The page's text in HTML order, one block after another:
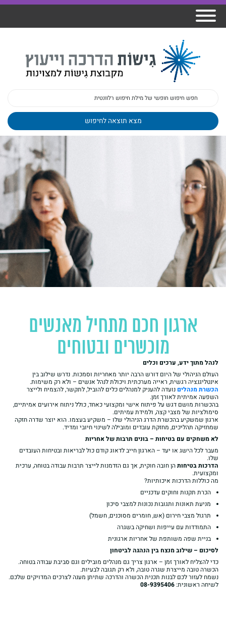
אודות גישות
פיתוח מנהלים
הדרכות
פעילות
ומרצים
ד"ר צבי ברק
מכללת גישות
גישות כנסים
מקצועיים
למנהלי בתי
ספר
ארגון חכם מתחיל מאנשים
מוכשרים ובטוחים
לנהל מתוך ידע, ערכים וכלים
העולם הניהולי של היום דורש הרבה יותר מאחריות וסמכות. נדרש שילוב בין
אינטליגנציה רגשית, ראייה מערכתית ויכולת לנהל אנשים – ולא רק משימות.
הכשרת מנהלים נועדה להעניק למנהלים כלים להוביל, לתקשר, להצמיח ולייצר
השפעה אמיתית לאורך זמן.
בהכשרות מושם דגש על פיתוח אישי ומקצועי כאחד, כולל ניתוח אירועים אמיתיים,
סימולציות של מצבי קצה, ולמידת עמיתים.
ארגון שמשקיע בהכשרת הדרג הניהולי שלו – משקיע בעצמו. הוא יוצר שדרה חזקה
שמחזיקה תהליכים, מחזקת עובדים ומובילה לשינוי חיובי ומדיד.
לא משחקים עם בטיחות – בונים תרבות של אחריות
מעבר לכל הישג או יעד – הארגון חייב לדאוג קודם כול לבריאות ובטיחות העובדים
שלו.
הדרכות בטיחותהן חובה חוקית, אך גם הזדמנות לייצר תרבות עבודה בטוחה, ערכית
ומקצועית.
מה כוללות הדרכות איכותיות?
הכרת תקנות וחוקים עדכניים
מניעת תאונות ותגובות נכונות למצבי סיכון
תרגול מצבי חירום (אש, חומרים מסוכנים, חשמל)
התמודדות עם עייפות ושחיקה בשגרה
בניית שפה משותפת של אחריות ארגונית
לסיכום – שילוב מנצח בין הנהגה לביטחון
כדי להצליח לאורך זמן – ארגון צריך גם מנהלים מובילים וגם סביבת עבודה בטוחה.
הכשרה טובה מייצרת שגרה טובה, ולא רק תגובה לבעיות.
נשמח לעזור לכם לבנות תכנית הכשרה והדרכה שתיתן מענה לצרכים המדויקים שלכם.
לשיחה ראשונית:08-9395406